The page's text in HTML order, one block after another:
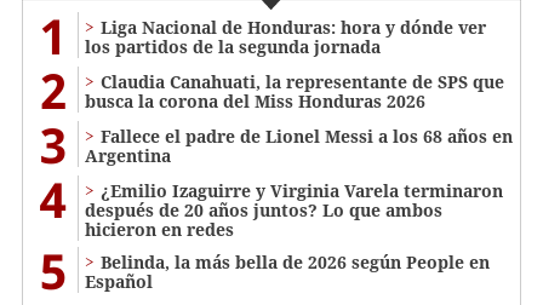
1
Liga Nacional de Honduras: hora y dónde ver
los partidos de la segunda jornada
2
Claudia Canahuati, la representante de SPS que
busca la corona del Miss Honduras 2026
3
Fallece el padre de Lionel Messi a los 68 años en
Argentina
4
¿Emilio Izaguirre y Virginia Varela terminaron
después de 20 años juntos? Lo que ambos
hicieron en redes
5
Belinda, la más bella de 2026 según People en
Español